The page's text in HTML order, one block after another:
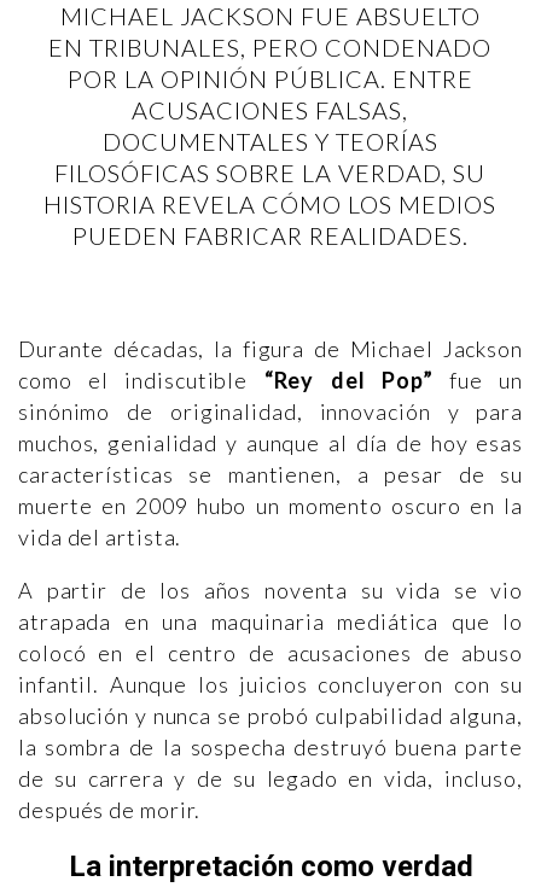
MICHAEL JACKSON FUE ABSUELTO
EN TRIBUNALES, PERO CONDENADO
POR LA OPINIÓN PÚBLICA. ENTRE
ACUSACIONES FALSAS,
DOCUMENTALES Y TEORÍAS
FILOSÓFICAS SOBRE LA VERDAD, SU
HISTORIA REVELA CÓMO LOS MEDIOS
PUEDEN FABRICAR REALIDADES.
Durante décadas, la figura de Michael Jackson
como el indiscutible “Rey del Pop” fue un
sinónimo de originalidad, innovación y para
muchos, genialidad y aunque al día de hoy esas
características se mantienen, a pesar de su
muerte en 2009 hubo un momento oscuro en la
vida del artista.
A partir de los años noventa su vida se vio
atrapada en una maquinaria mediática que lo
colocó en el centro de acusaciones de abuso
infantil. Aunque los juicios concluyeron con su
absolución y nunca se probó culpabilidad alguna,
la sombra de la sospecha destruyó buena parte
de su carrera y de su legado en vida, incluso,
después de morir.
La interpretación como verdad